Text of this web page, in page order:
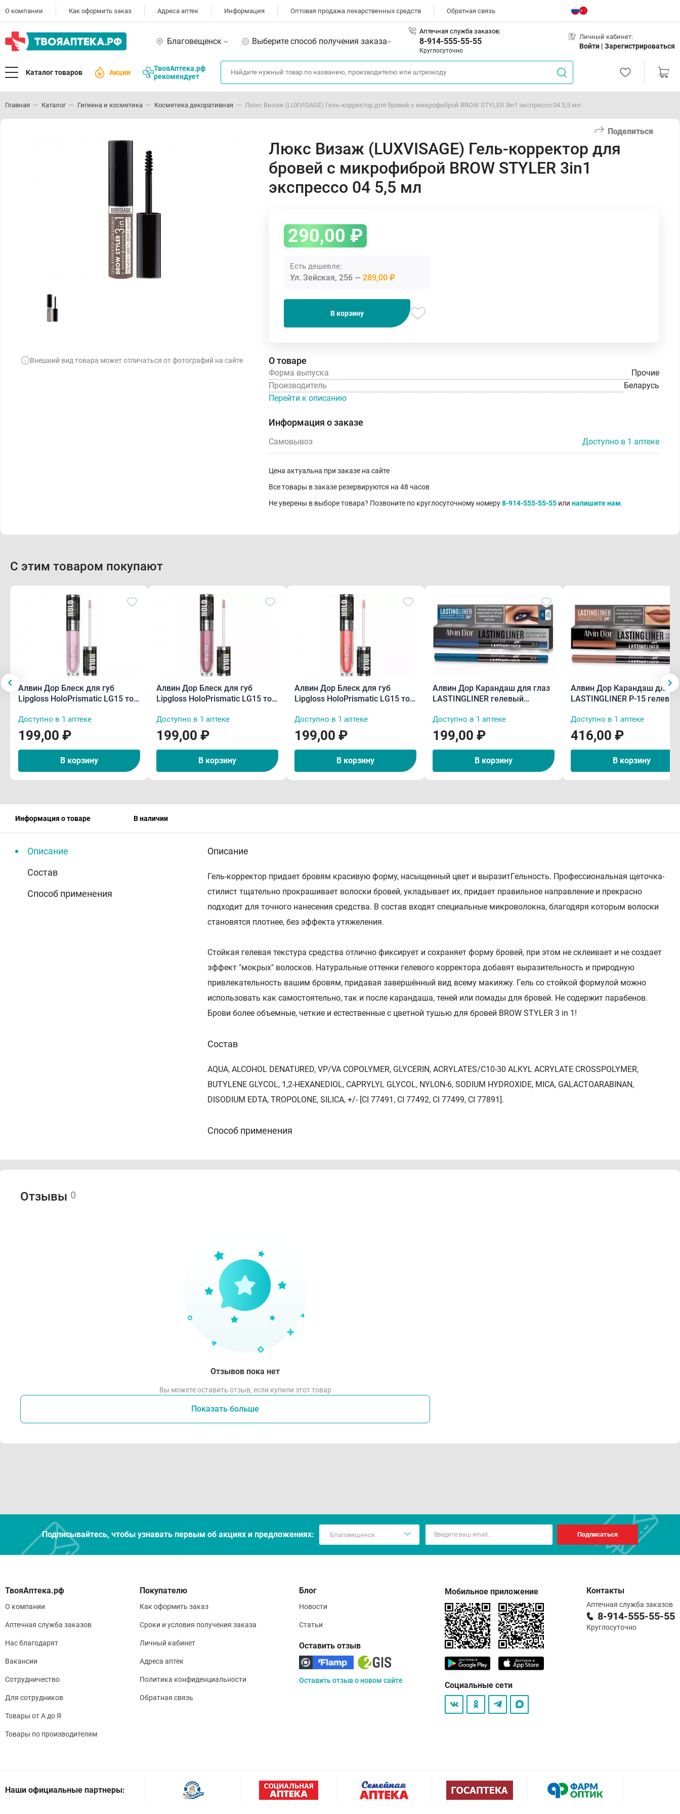
О компании Как оформить заказ Адреса аптек Информация Оптовая продажа лекарственных средств Обратная связь
Благовещенск Выберите способ получения заказа
Аптечная служба заказов:
8-914-555-55-55
Круглосуточно
Личный кабинет:
Войти | Зарегистрироваться
Каталог товаров Акции
ТвояАптека.рф
рекомендует
Главная Каталог Гигиена и косметика Косметика декоративная Люкс Визаж (LUXVISAGE) Гель-корректор для бровей с микрофиброй BROW STYLER 3in1 экспрессо 04 5,5 мл
Поделиться
Внешний вид товара может отличаться от фотографий на сайте
Люкс Визаж (LUXVISAGE) Гель-корректор для
бровей с микрофиброй BROW STYLER 3in1
экспрессо 04 5,5 мл
290,00 ₽
Есть дешевле:
Ул. Зейская, 256 289,00 ₽
В корзину
О товаре
Форма выпуска
Прочие
Производитель
Беларусь
Перейти к описанию
Информация о заказе
Самовывоз Доступно в 1 аптеке
Цена актуальна при заказе на сайте
Все товары в заказе резервируются на 48 часов
Не уверены в выборе товара? Позвоните по круглосуточному номеру8-914-555-55-55 или напишите нам.
С этим товаром покупают
Алвин Дор Блеск для губ
Lipgloss HoloPrismatic LG15 тон
Доступно в 1 аптеке
199,00 ₽
В корзину
Алвин Дор Блеск для губ
Lipgloss HoloPrismatic LG15 тон
Доступно в 1 аптеке
199,00 ₽
В корзину
Алвин Дор Блеск для губ
Lipgloss HoloPrismatic LG15 тон
Доступно в 1 аптеке
199,00 ₽
В корзину
Алвин Дор Карандаш для глаз
LASTINGLINER гелевый
Доступно в 1 аптеке
199,00 ₽
В корзину
Алвин Дор Карандаш для
LASTINGLINER P-15 гелевый
0,29 г
Доступно в 1 аптеке
416,00 ₽
В корзину
Информация о товаре В наличии
Описание
Состав
Способ применения
Описание
Гель-корректор придает бровям красивую форму, насыщенный цвет и выразитГельность. Профессиональная щеточка-
стилист тщательно прокрашивает волоски бровей, укладывает их, придает правильное направление и прекрасно
подходит для точного нанесения средства. В состав входят специальные микроволокна, благодяря которым волоски
становятся плотнее, без эффекта утяжеления.
Стойкая гелевая текстура средства отлично фиксирует и сохраняет форму бровей, при этом не склеивает и не создает
эффект "мокрых" волосков. Натуральные оттенки гелевого корректора добавят выразительность и природную
привлекательность вашим бровям, придавая завершённый вид всему макияжу. Гель со стойкой формулой можно
использовать как самостоятельно, так и после карандаша, теней или помады для бровей. Не содержит парабенов.
Брови более объемные, четкие и естественные с цветной тушью для бровей BROW STYLER 3 in 1!
Состав
AQUA, ALCOHOL DENATURED, VP/VA COPOLYMER, GLYCERIN, ACRYLATES/C10-30 ALKYL ACRYLATE CROSSPOLYMER,
BUTYLENE GLYCOL, 1,2-HEXANEDIOL, CAPRYLYL GLYCOL, NYLON-6, SODIUM HYDROXIDE, MICA, GALACTOARABINAN,
DISODIUM EDTA, TROPOLONE, SILICA, +/- [CI 77491, CI 77492, CI 77499, CI 77891].
Способ применения
Отзывы 0
Отзывов пока нет
Вы можете оставить отзыв, если купили этот товар
Показать больше
Подписывайтесь, чтобы узнавать первым об акцияx и предложениях: Подписаться
О компании
Аптечная служба заказов
Нас благодарят
Вакансии
Сотрудничество
Для сотрудников
Товары от А до Я
Товары по производителям
Покупателю
Как оформить заказ
Сроки и условия получения заказа
Личный кабинет
Адреса аптек
Политика конфиденциальности
Обратная связь
Блог
Новости
Статьи
Оставить отзыв
Оставить отзыв о новом сайте
Мобильное приложение
Социальные сети
Контакты
Аптечная служба заказов
8-914-555-55-55
Круглосуточно
Наши официальные партнеры: